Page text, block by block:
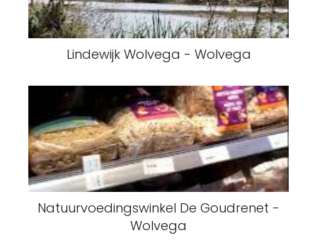
Lindewijk Wolvega - Wolvega
Natuurvoedingswinkel De Goudrenet -
Wolvega